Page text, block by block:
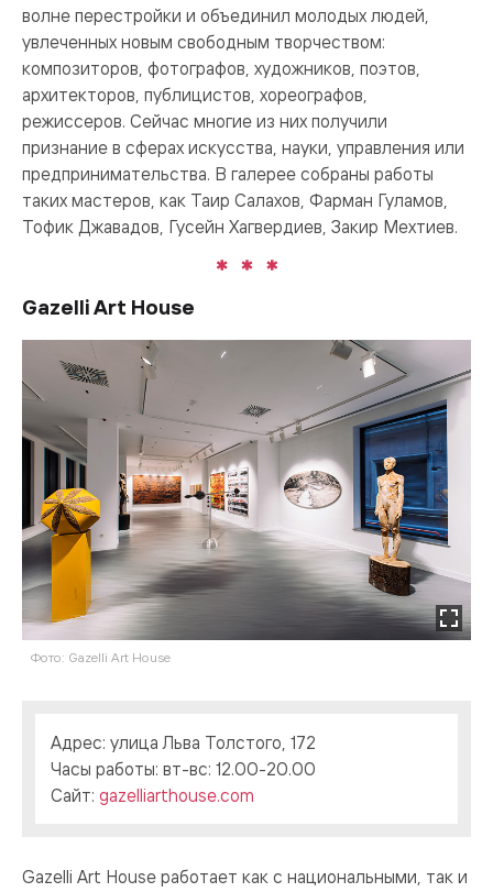
волне перестройки и объединил молодых людей,
увлеченных новым свободным творчеством:
композиторов, фотографов, художников, поэтов,
архитекторов, публицистов, хореографов,
режиссеров. Сейчас многие из них получили
признание в сферах искусства, науки, управления или
предпринимательства. В галерее собраны работы
таких мастеров, как Таир Салахов, Фарман Гуламов,
Тофик Джавадов, Гусейн Хагвердиев, Закир Мехтиев.
Gazelli Art House
Фото: Gazelli Art House
Адрес: улица Льва Толстого, 172
Часы работы: вт-вс: 12.00-20.00
Сайт: gazelliarthouse.com
Gazelli Art House работает как с национальными, так и